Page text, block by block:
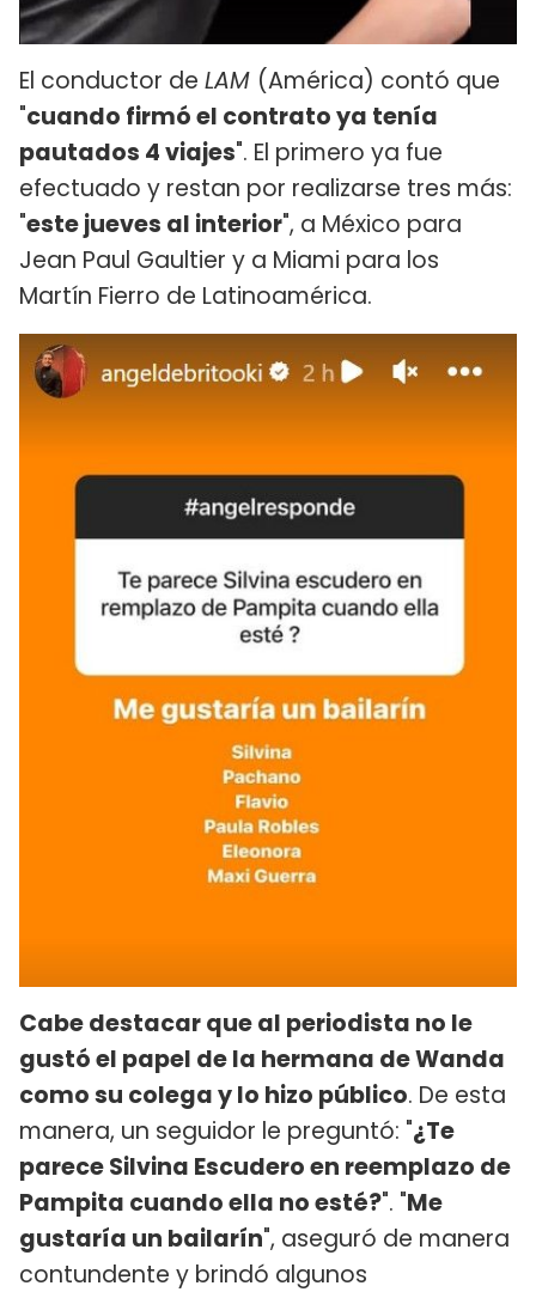
El conductor de LAM (América) contó que
"cuando firmó el contrato ya tenía
pautados 4 viajes". El primero ya fue
efectuado y restan por realizarse tres más:
"este jueves al interior", a México para
Jean Paul Gaultier y a Miami para los
Martín Fierro de Latinoamérica.
Cabe destacar que al periodista no le
gustó el papel de la hermana de Wanda
como su colega y lo hizo público. De esta
manera, un seguidor le preguntó: "¿Te
parece Silvina Escudero en reemplazo de
Pampita cuando ella no esté?". "Me
gustaría un bailarín", aseguró de manera
contundente y brindó algunos